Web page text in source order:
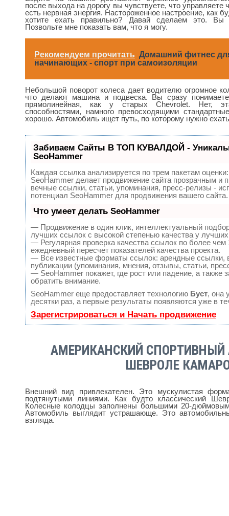
после выхода на дорогу вы чувствуете, что
есть нервная энергия. Настороженное настроение, как
хотите ехать правильно? Давай сделаем это. Вы
Позвольте мне показать вам, что я могу.
Рекомендуем прочитать Домашний фитнес
начинающих - спорт при самоизоляции
Небольшой поворот колеса дает водителю огромное
что делают машина и подвеска. Вы сразу
прямолинейная, как у старых Chevrolet. Нет,
способностями, намного превосходящими
хорошо. Автомобиль ищет путь, по которому нужно
Забиваем Сайты В ТОП КУВАЛДОЙ -
SeoHammer
Каждая ссылка анализируется по трем пакетам
SeoHammer делает продвижение сайта прозрачным и
вечные ссылки, статьи, упоминания, пресс-релизы -
потенциал SeoHammer для продвижения вашего сайта.
Что умеет делать SeoHammer
— Продвижение в один клик, интеллектуальный
лучших ссылок с высокой степенью качества у
— Регулярная проверка качества ссылок по более чем
ежедневный пересчет показателей качества проекта.
— Все известные форматы ссылок: арендные ссылки,
публикации (упоминания, мнения, отзывы, статьи,
— SeoHammer покажет, где рост или падение, а также
обратить внимание.
SeoHammer еще предоставляет технологию Буст, она
десятки раз, а первые результаты появляются уже в
Зарегистрироваться и Начать продвижение
АМЕРИКАНСКИЙ
ШЕВРОЛЕ
Внешний вид привлекателен. Это мускулистая
подтянутыми линиями. Как будто классический
Колесные колодцы заполнены большими 20-
Автомобиль выглядит устрашающе. Это
взгляда.